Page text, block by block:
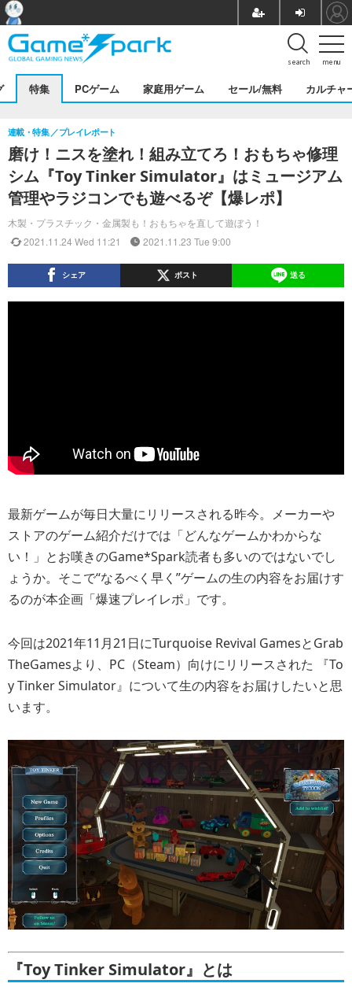
menu
search
特集 PCゲーム 家庭用ゲーム セール/無料 カルチャ
磨け！ニスを塗れ！組み立てろ！おもちゃ修理
シム『Toy Tinker Simulator』はミュージアム
管理やラジコンでも遊べるぞ【爆レポ】
木製・プラスチック・金属製も！おもちゃを直して遊ぼう！
連載・特集 プレイレポート
2021.11.24 Wed 11:21 2021.11.23 Tue 9:00
シェア ポスト 送る
最新ゲームが毎日大量にリリースされる昨今。メーカーや
ストアのゲーム紹介だけでは「どんなゲームかわからな
い！」とお嘆きのGame*Spark読者も多いのではないでし
ょうか。そこで“なるべく早く”ゲームの生の内容をお届けす
るのが本企画「爆速プレイレポ」です。
今回は2021年11月21日にTurquoise Revival GamesとGrab
TheGamesより、PC（Steam）向けにリリースされた 『To
y Tinker Simulator』について生の内容をお届けしたいと思
います。
『Toy Tinker Simulator』とは